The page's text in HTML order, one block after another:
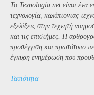
Το Texnologia.net είναι ένα
τεχνολογία, καλύπτοντας
εξελίξεις στην τεχνητή
και τις επιστήμες. Η
προσέγγιση και πρωτότυπο
έγκυρη ενημέρωση που
Ταυτότητα